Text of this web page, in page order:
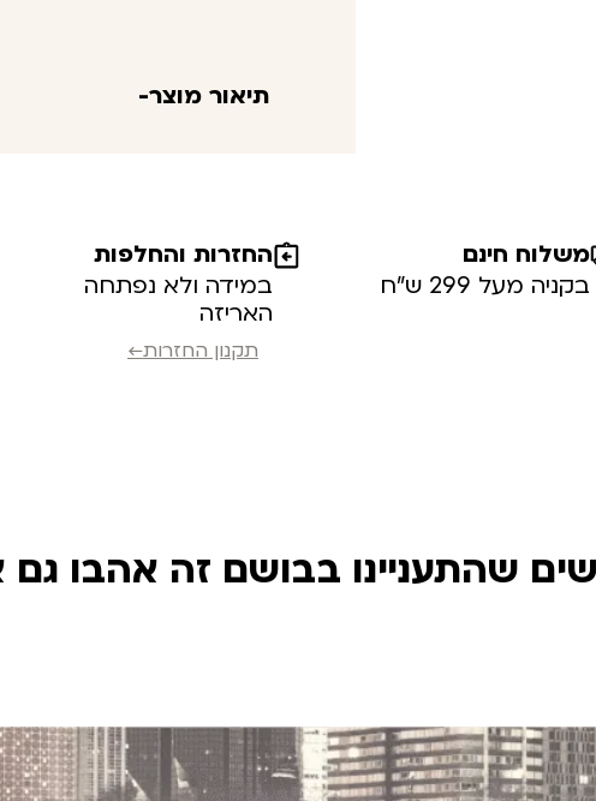
תיאור מוצר-
משלוח חינם
בקניה מעל 299 ש”ח
החזרות והחלפות
במידה ולא נפתחה
האריזה
תקנון החזרות←
שהתעניינו בבושם זה אהבו